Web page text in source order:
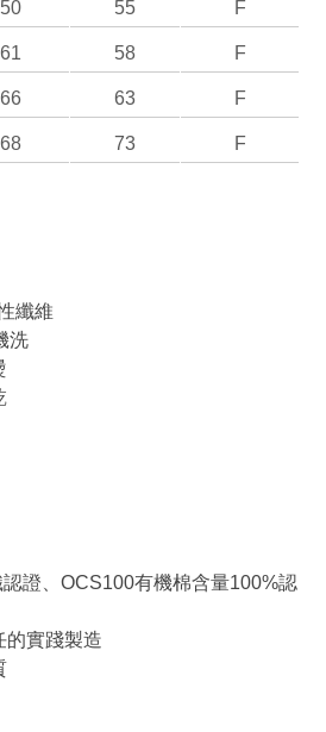
55 F
58 F
63 F
73 F
纖維
洗
認證、OCS100有機棉含量100%認
的實踐製造